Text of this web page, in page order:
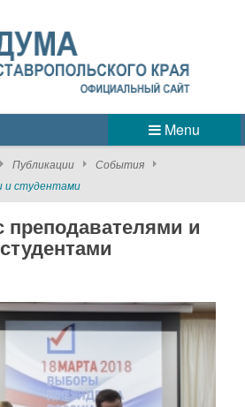
Menu
Публикации
События
и студентами
преподавателями и
студентами